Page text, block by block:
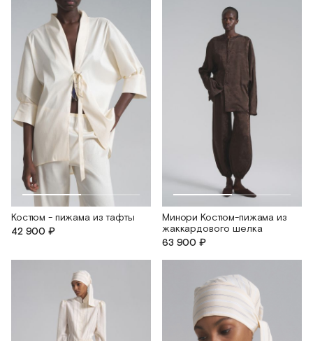
Костюм - пижама из тафты
42 900 ₽
Минори Костюм-пижама из
жаккардового шелка
63 900 ₽